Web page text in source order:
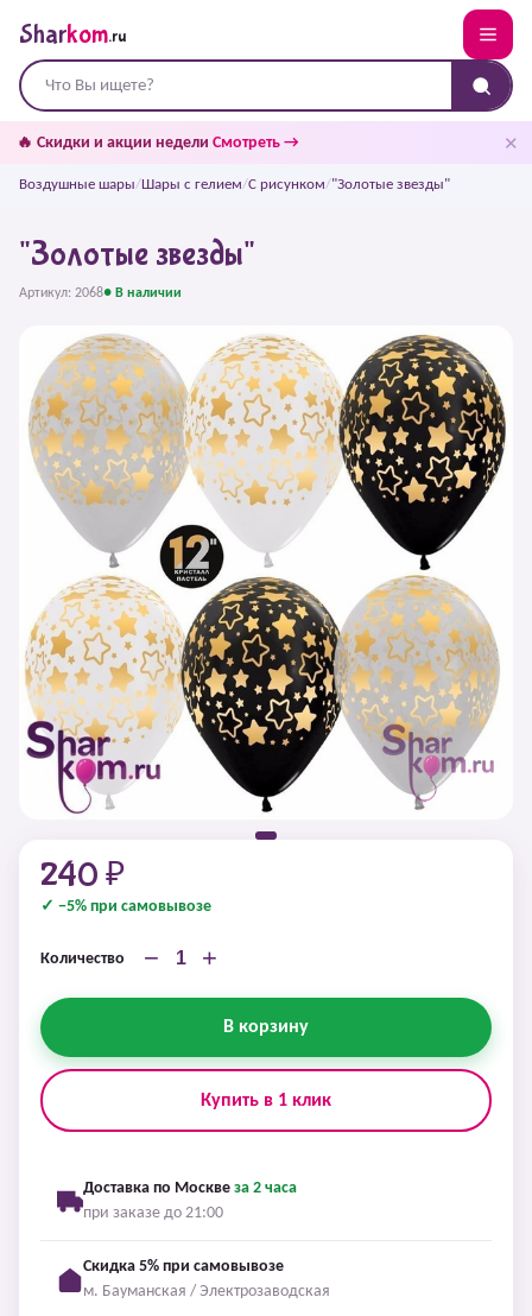
Sharkom.ru
🔥 Скидки и акции недели Смотреть → ✕
Воздушные шары/Шары с гелием/С рисунком/"Золотые звезды"
"Золотые звезды"
Артикул: 2068● В наличии
240 ₽
✓ −5% при самовывозе
Количество − +
В корзину
Купить в 1 клик
Доставка по Москве за 2 часа
при заказе до 21:00
Скидка 5% при самовывозе
м. Бауманская / Электрозаводская